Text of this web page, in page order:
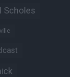
Scholes